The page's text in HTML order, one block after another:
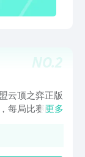
NO.2
云顶之弈正版
每局比赛由八
合英雄，提升
更多